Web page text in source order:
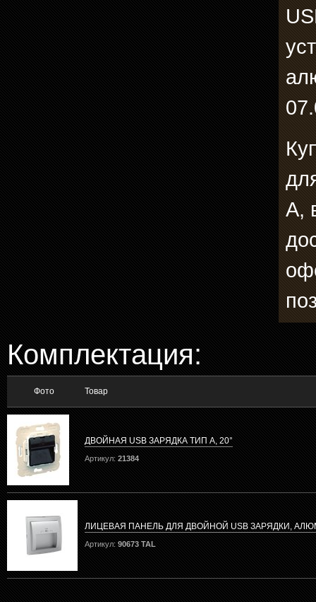
А,
Комплектация:
Фото Товар
ДВОЙНАЯ USB ЗАРЯДКА ТИП А, 20°
Артикул: 21384
ЛИЦЕВАЯ ПАНЕЛЬ ДЛЯ ДВОЙНОЙ USB ЗАРЯДКИ,
Артикул: 90673 TAL